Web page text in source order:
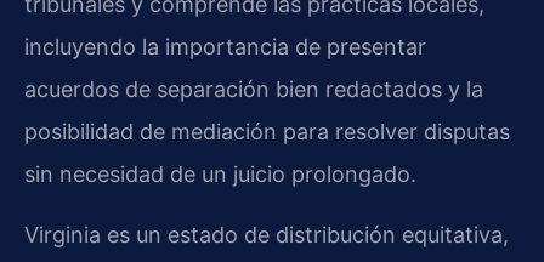
incluyendo la importancia de presentar
acuerdos de separación bien redactados y la
posibilidad de mediación para resolver disputas
sin necesidad de un juicio prolongado.
Virginia es un estado de distribución equitativa,